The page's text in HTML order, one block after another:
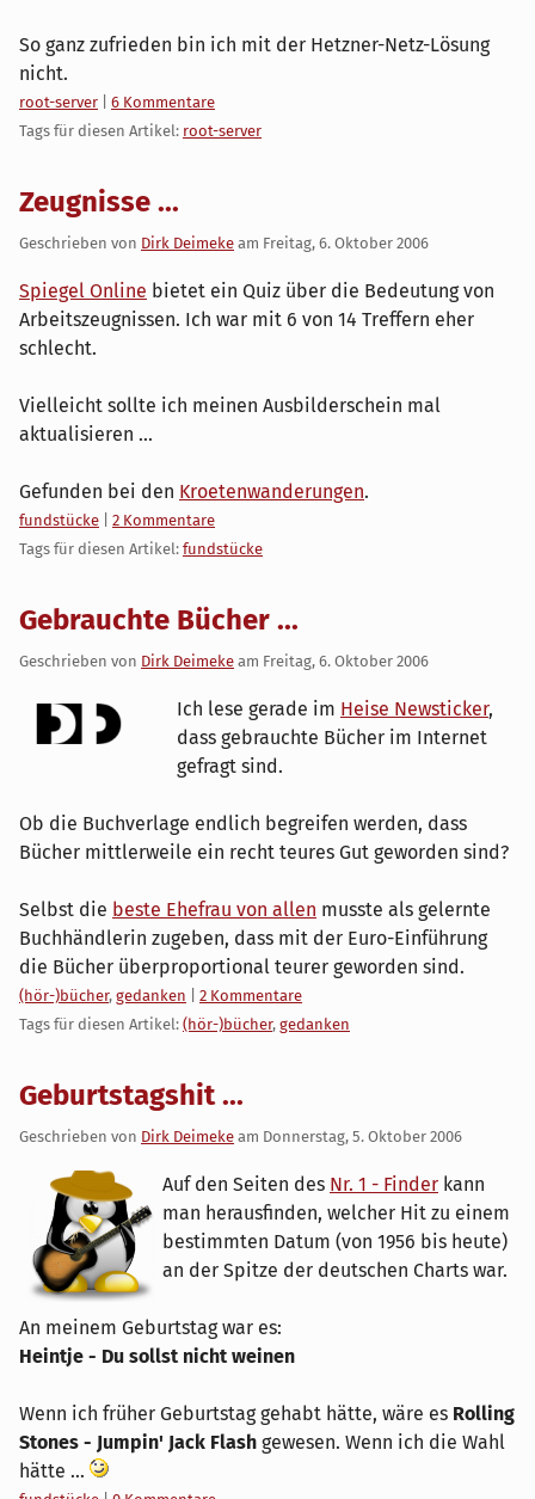
So ganz zufrieden bin ich mit der Hetzner-Netz-Lösung
nicht.
Kategorien:
root-server
6 Kommentare
Tags für diesen Artikel: root-server
Zeugnisse ...
Geschrieben von Dirk Deimeke am Freitag, 6. Oktober 2006
Spiegel Online bietet ein Quiz über die Bedeutung von
Arbeitszeugnissen. Ich war mit 6 von 14 Treffern eher
schlecht.
Vielleicht sollte ich meinen Ausbilderschein mal
aktualisieren ...
Gefunden bei den Kroetenwanderungen.
Kategorien:
fundstücke
2 Kommentare
Tags für diesen Artikel: fundstücke
Gebrauchte Bücher ...
Geschrieben von Dirk Deimeke am Freitag, 6. Oktober 2006
Ich lese gerade im Heise Newsticker,
dass gebrauchte Bücher im Internet
gefragt sind.
Ob die Buchverlage endlich begreifen werden, dass
Bücher mittlerweile ein recht teures Gut geworden sind?
Selbst die beste Ehefrau von allen musste als gelernte
Buchhändlerin zugeben, dass mit der Euro-Einführung
die Bücher überproportional teurer geworden sind.
Kategorien:
(hör-)bücher, gedanken
2 Kommentare
Tags für diesen Artikel: (hör-)bücher, gedanken
Geburtstagshit ...
Geschrieben von Dirk Deimeke am Donnerstag, 5. Oktober 2006
Auf den Seiten des Nr. 1 - Finder kann
man herausfinden, welcher Hit zu einem
bestimmten Datum (von 1956 bis heute)
an der Spitze der deutschen Charts war.
An meinem Geburtstag war es:
Heintje - Du sollst nicht weinen
Wenn ich früher Geburtstag gehabt hätte, wäre es Rolling
Stones - Jumpin' Jack Flash gewesen. Wenn ich die Wahl
hätte ...